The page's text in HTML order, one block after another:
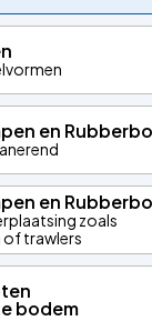
en
en
zoals
trawlers
bodem